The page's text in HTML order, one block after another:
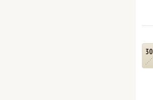
30